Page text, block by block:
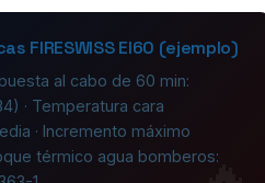
FIRESWISS EI60 (ejemplo)
al cabo de 60 min:
· Temperatura cara
· Incremento máximo
térmico agua bomberos: